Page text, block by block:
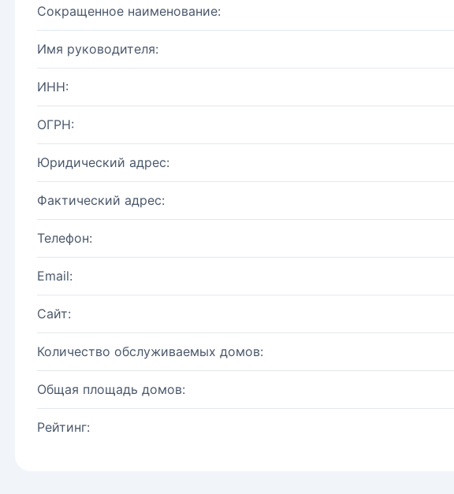
Сокращенное наименование:
Имя руководителя:
ИНН:
ОГРН:
Юридический адрес:
Фактический адрес:
Телефон:
Email:
Сайт:
Количество обслуживаемых домов:
Общая площадь домов:
Рейтинг: